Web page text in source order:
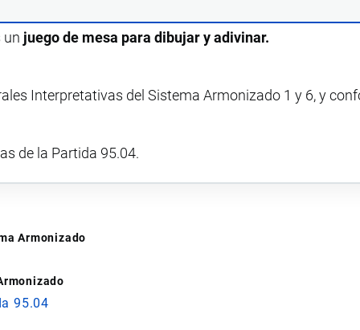
un juego de mesa para dibujar y adivinar.
Interpretativas del Sistema Armonizado 1 y 6, y
de la Partida 95.04.
Armonizado
95.04